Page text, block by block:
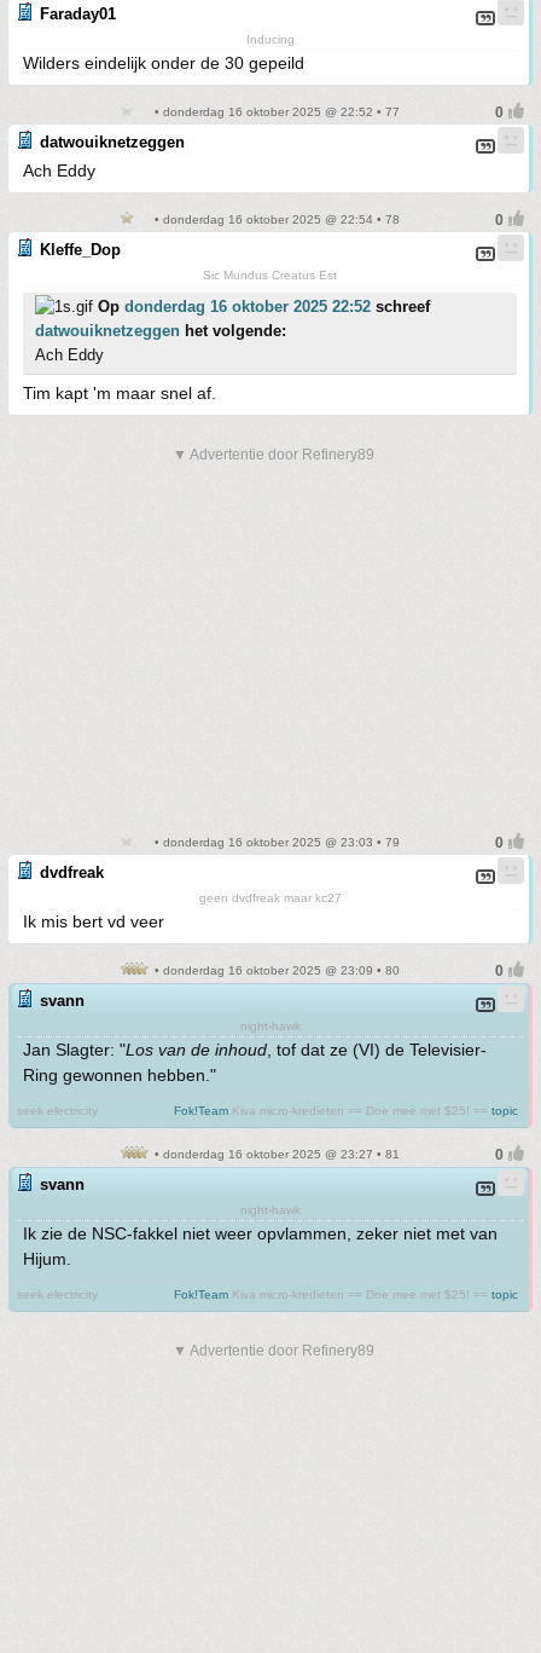
Faraday01
Inducing
Wilders eindelijk onder de 30 gepeild
• donderdag 16 oktober 2025 @ 22:52 • 77
datwouiknetzeggen
Ach Eddy
• donderdag 16 oktober 2025 @ 22:54 • 78
Kleffe_Dop
Sic Mundus Creatus Est
Op donderdag 16 oktober 2025 22:52 schreef
datwouiknetzeggen het volgende:
Ach Eddy
Tim kapt 'm maar snel af.
▼ Advertentie door Refinery89
• donderdag 16 oktober 2025 @ 23:03 • 79
dvdfreak
geen dvdfreak maar kc27
Ik mis bert vd veer
• donderdag 16 oktober 2025 @ 23:09 • 80
svann
night-hawk
Jan Slagter: "Los van de inhoud , tof dat ze (VI) de Televisier-
Ring gewonnen hebben."
seek electricity Fok!Team Kiva micro-kredieten == Doe mee met $25! == topic
• donderdag 16 oktober 2025 @ 23:27 • 81
svann
night-hawk
Ik zie de NSC-fakkel niet weer opvlammen, zeker niet met van
Hijum.
seek electricity Fok!Team Kiva micro-kredieten == Doe mee met $25! == topic
▼ Advertentie door Refinery89